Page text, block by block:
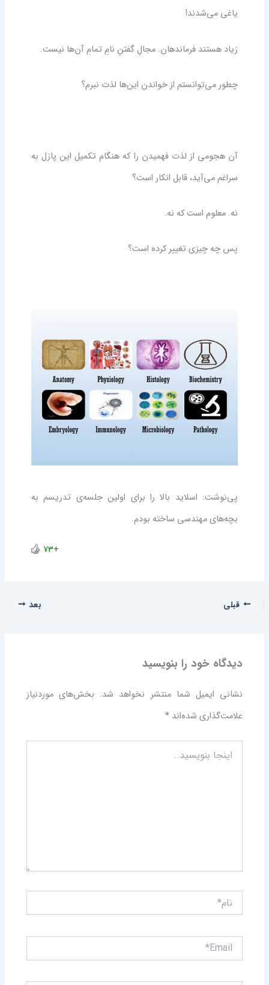
یاغی می‌شدند!
زیاد هستند فرماندهان. مجالِ گفتنِ نامِ تمامِ آن‌ها نیست.
چطور می‌توانستم از خواندن این‌ها لذت نبرم؟
آن هجومی از لذت فهمیدن را که هنگام تکمیل این پازل به
سراغم می‌آید، قابل انکار است؟
نه. معلوم است که نه.
پس چه چیزی تغییر کرده است؟
پی‌نوشت:‌ اسلاید بالا را برای اولین جلسه‌ی تدریسم به
بچه‌های مهندسی ساخته بودم.
+73
قبلی بعد
دیدگاه‌ خود را بنویسید
نشانی ایمیل شما منتشر نخواهد شد. بخش‌های موردنیاز
علامت‌گذاری شده‌اند*
بنویسید..
Email*